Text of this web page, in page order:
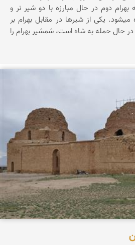
دوم در حال مبارزه با دو شیر نر و
یکی از شیرها در مقابل بهرام بر
در حال حمله به شاه است، شمشیر بهرام را